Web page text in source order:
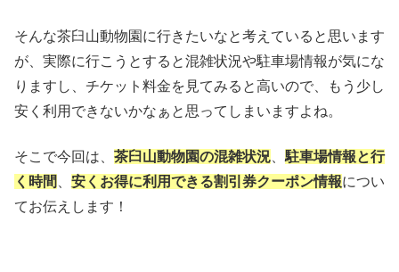
そんな茶臼山動物園に行きたいなと考えていると思います
が、実際に行こうとすると混雑状況や駐車場情報が気にな
りますし、チケット料金を見てみると高いので、もう少し
安く利用できないかなぁと思ってしまいますよね。
そこで今回は、 茶臼山動物園の混雑状況
駐車場情報と行
く時間
安くお得に利用できる割引券クーポン情報につい
てお伝えします！